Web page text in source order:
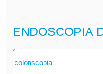
ENDOSCOPIA
colonscopia